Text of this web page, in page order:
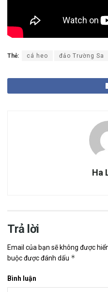
Thẻ: cá heo đảo Trường Sa
Ha
Trả lời
Email của bạn sẽ không được
buộc được đánh dấu *
Bình luận